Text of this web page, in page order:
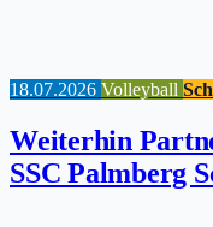
18.07.2026 Volleyball
Weiterhin
SSC Palmberg